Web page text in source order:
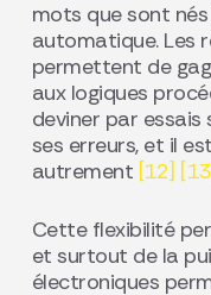
mots que sont
automatique. Les
permettent de
aux logiques
deviner par
ses erreurs, et il
autrement [12]
Cette flexibilité
et surtout de la
électroniques